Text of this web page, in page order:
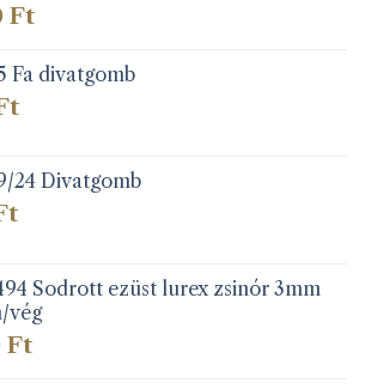
Ft
Fa divatgomb
24 Divatgomb
Sodrott ezüst lurex zsinór 3mm
vég
Ft